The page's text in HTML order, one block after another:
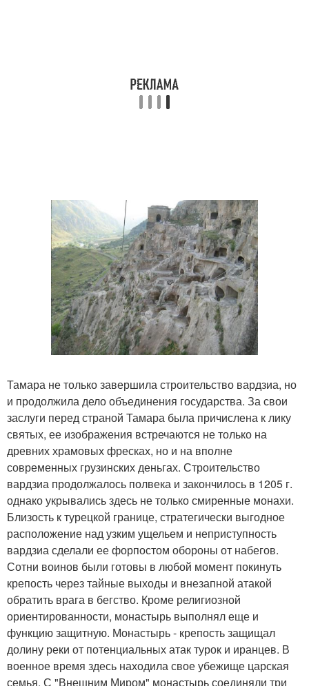
Тамара не только завершила строительство вардзиа, но
и продолжила дело объединения государства. За свои
заслуги перед страной Тамара была причислена к лику
святых, ее изображения встречаются не только на
древних храмовых фресках, но и на вполне
современных грузинских деньгах. Строительство
вардзиа продолжалось полвека и закончилось в 1205 г.
однако укрывались здесь не только смиренные монахи.
Близость к турецкой границе, стратегически выгодное
расположение над узким ущельем и неприступность
вардзиа сделали ее форпостом обороны от набегов.
Сотни воинов были готовы в любой момент покинуть
крепость через тайные выходы и внезапной атакой
обратить врага в бегство. Кроме религиозной
ориентированности, монастырь выполнял еще и
функцию защитную. Монастырь - крепость защищал
долину реки от потенциальных атак турок и иранцев. В
военное время здесь находила свое убежище царская
семья. С "Внешним Миром" монастырь соединяли три